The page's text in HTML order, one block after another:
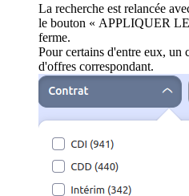
La recherche est relancée
le bouton « APPLIQUER
ferme.
Pour certains d'entre eux, un
d'offres correspondant.